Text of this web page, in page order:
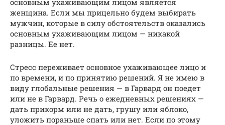
женщина. Если мы прицельно будем выбирать
мужчин, которые в силу обстоятельств оказались
основным ухаживающим лицом — никакой
разницы. Ее нет.
Стресс переживает основное ухаживающее лицо и
по времени, и по принятию решений. Я не имею в
виду глобальные решения — в Гарвард он поедет
или не в Гарвард. Речь о ежедневных решениях —
дать прикорм или не дать, грушу или яблоко,
уложить пораньше спать или нет. Если по этому